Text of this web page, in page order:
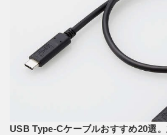
USB Type-Cケーブルおすすめ20選